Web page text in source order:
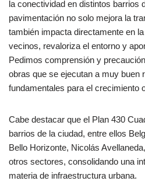
la conectividad en distintos barrios
pavimentación no solo mejora la
también impacta directamente en
vecinos, revaloriza el entorno y
Pedimos comprensión y
obras que se ejecutan a muy buen
fundamentales para el crecimiento
Cabe destacar que el Plan 430
barrios de la ciudad, entre ellos
Bello Horizonte, Nicolás
otros sectores, consolidando una
materia de infraestructura urbana.